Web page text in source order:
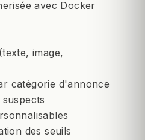
avec Docker
image,
catégorie d'annonce
des seuils